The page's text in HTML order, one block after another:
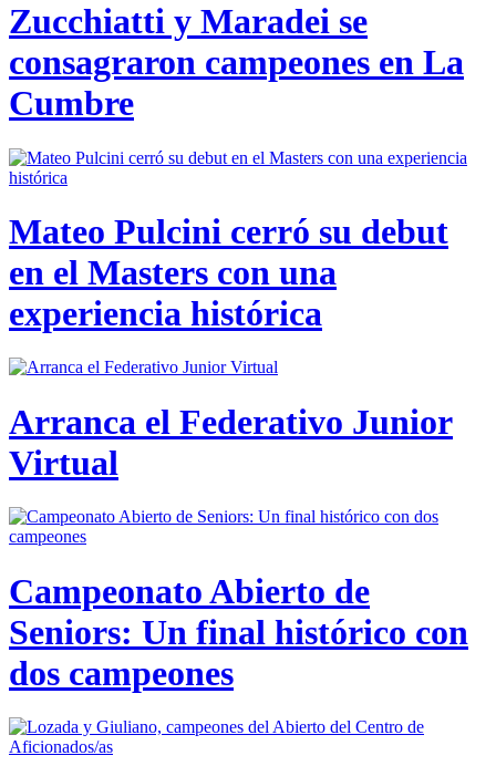
Zucchiatti y Maradei se
consagraron campeones en La
Cumbre
Mateo Pulcini cerró su debut
en el Masters con una
experiencia histórica
Arranca el Federativo Junior
Virtual
Campeonato Abierto de
Seniors: Un final histórico con
dos campeones